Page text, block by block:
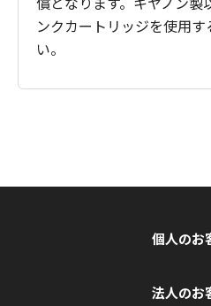
ンクカートリッジを使用
い。
個人のお
法人のお